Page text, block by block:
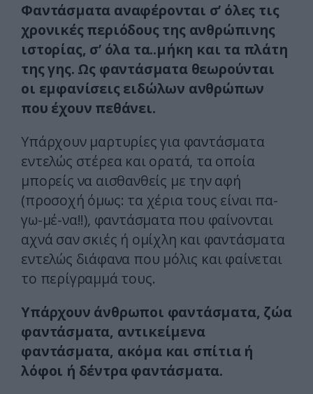
Φαντάσματα αναφέρονται σ’ όλες τις
χρονικές περιόδους της ανθρώπινης
ιστορίας, σ’ όλα τα..μήκη και τα πλάτη
της γης. Ως φαντάσματα θεωρούνται
οι εμφανίσεις ειδώλων ανθρώπων
που έχουν πεθάνει.
Υπάρχουν μαρτυρίες για φαντάσματα
εντελώς στέρεα και ορατά, τα οποία
μπορείς να αισθανθείς με την αφή
(προσοχή όμως: τα χέρια τους είναι πα-
γω-μέ-να!!), φαντάσματα που φαίνονται
αχνά σαν σκιές ή ομίχλη και φαντάσματα
εντελώς διάφανα που μόλις και φαίνεται
το περίγραμμά τους.
Υπάρχουν άνθρωποι φαντάσματα, ζώα
φαντάσματα, αντικείμενα
φαντάσματα, ακόμα και σπίτια ή
λόφοι ή δέντρα φαντάσματα.